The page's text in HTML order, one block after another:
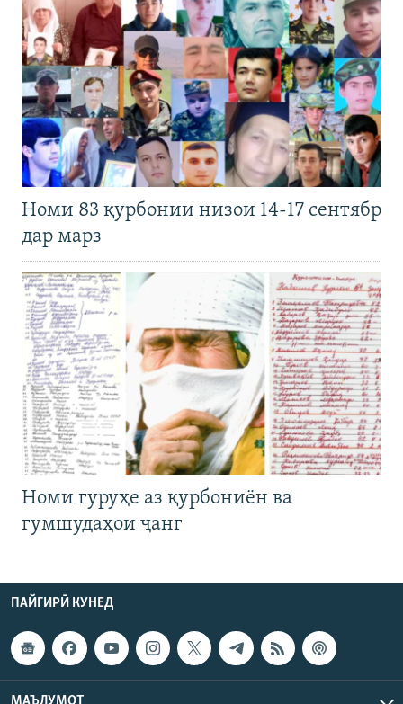
Номи 83 қурбонии низои 14-17 сентябр
дар марз
Номи гуруҳе аз қурбониён ва
гумшудаҳои ҷанг
ПАЙГИРӢ КУНЕД